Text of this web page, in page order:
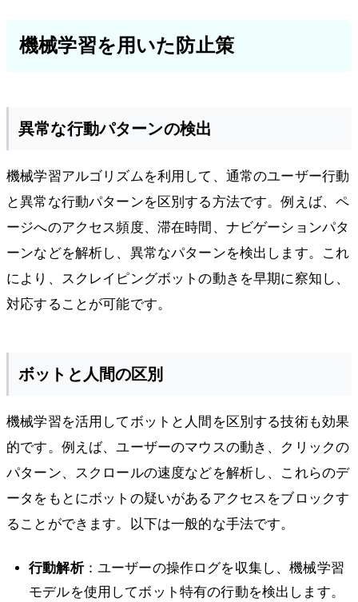
機械学習を用いた防止策
異常な行動パターンの検出
機械学習アルゴリズムを利用して、通常のユーザー行動
と異常な行動パターンを区別する方法です。例えば、ペ
ージへのアクセス頻度、滞在時間、ナビゲーションパタ
ーンなどを解析し、異常なパターンを検出します。これ
により、スクレイピングボットの動きを早期に察知し、
対応することが可能です。
ボットと人間の区別
機械学習を活用してボットと人間を区別する技術も効果
的です。例えば、ユーザーのマウスの動き、クリックの
パターン、スクロールの速度などを解析し、これらのデ
ータをもとにボットの疑いがあるアクセスをブロックす
ることができます。以下は一般的な手法です。
行動解析：ユーザーの操作ログを収集し、機械学習
モデルを使用してボット特有の行動を検出します。